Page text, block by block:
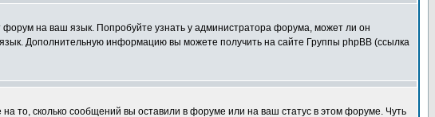
форум на ваш язык. Попробуйте узнать у администратора форума, может ли он
Дополнительную информацию вы можете получить на сайте Группы phpBB (ссылка
то, сколько сообщений вы оставили в форуме или на ваш статус в этом форуме. Чуть